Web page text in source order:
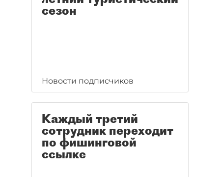
сезон
Новости подписчиков
Каждый третий
сотрудник переходит
по фишинговой
ссылке